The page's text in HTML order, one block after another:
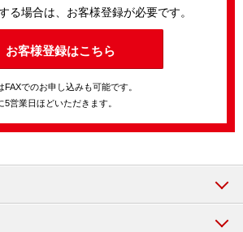
る場合は、お客様登録が必要です。
お客様登録はこちら
FAXでのお申し込みも可能です。
5営業日ほどいただきます。